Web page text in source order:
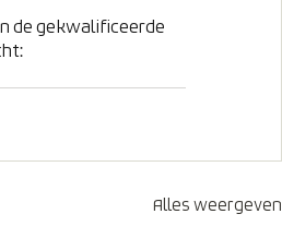
de gekwalificeerde
Alles weergeven